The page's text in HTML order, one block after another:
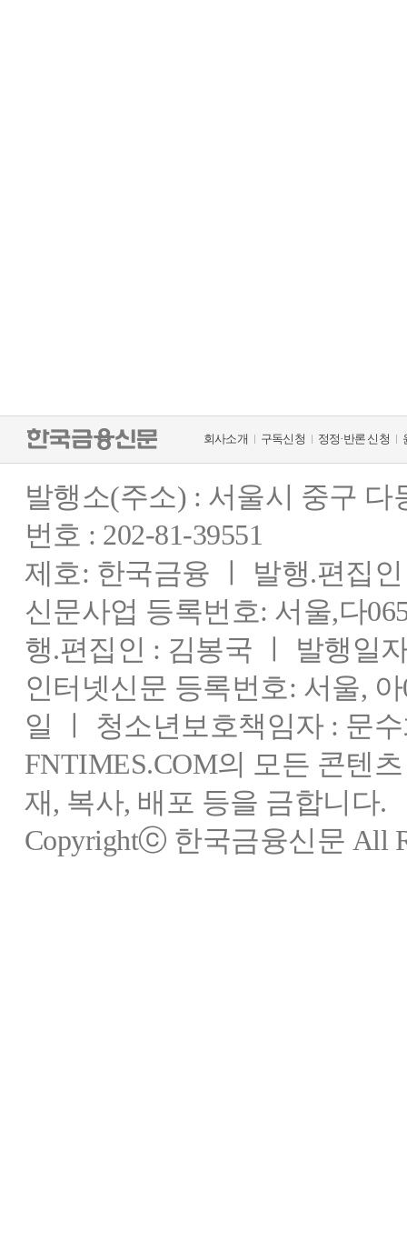
회사소개 구독신청 정정·반론 신청
발행소(주소) : 서울시 중구
번호 : 202-81-39551
제호: 한국금융 ㅣ 발행.편집
신문사업 등록번호: 서울,다
행.편집인 : 김봉국 ㅣ 발행일
인터넷신문 등록번호: 서울,
일 ㅣ 청소년보호책임자 : 문
FNTIMES.COM의 모든 콘텐
재, 복사, 배포 등을 금합니다.
Copyrightⓒ 한국금융신문 All